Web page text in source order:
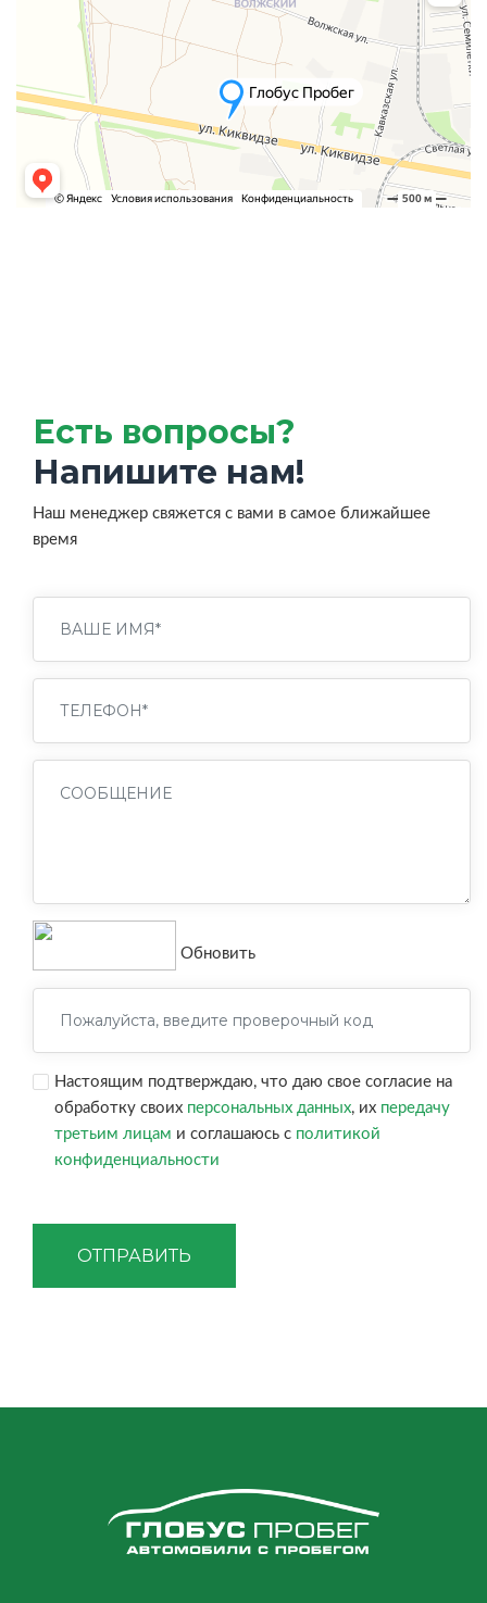
Есть вопросы?
Напишите нам!
Наш менеджер свяжется с вами в самое ближайшее
время
Обновить
Настоящим подтверждаю, что даю свое согласие на
обработку своих персональных данных, их передачу
третьим лицам и соглашаюсь с политикой
конфиденциальности
ОТПРАВИТЬ